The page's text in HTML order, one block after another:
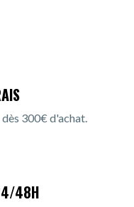
300€ d'achat.
48H